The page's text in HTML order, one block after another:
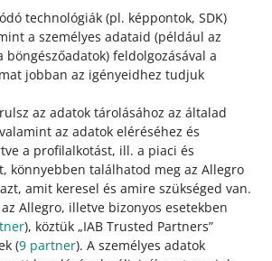
technológiák (pl. képpontok, SDK)
a személyes adataid (például az
böngészőadatok) feldolgozásával a
jobban az igényeidhez tudjuk
az adatok tárolásához az általad
az adatok eléréséhez és
a profilalkotást, ill. a piaci és
könnyebben találhatod meg az Allegro
amit keresel és amire szükséged van.
Allegro, illetve bizonyos esetekben
), köztük „IAB Trusted Partners”
(9 partner). A személyes adatok
azonosítóját a
találod meg
kifizetéséről szóló e-mail
részleteiben, aVásárlási
a Fizetés résznél.
azonosítóját a
találod meg